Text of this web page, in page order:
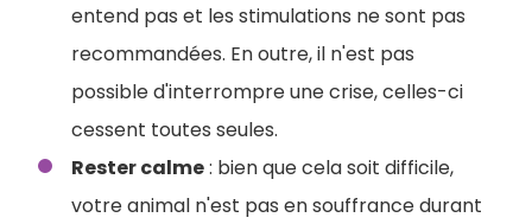
entend pas et les stimulations ne sont pas
recommandées. En outre, il n'est pas
possible d'interrompre une crise, celles-ci
cessent toutes seules.
Rester calme: bien que cela soit difficile,
votre animal n'est pas en souffrance durant